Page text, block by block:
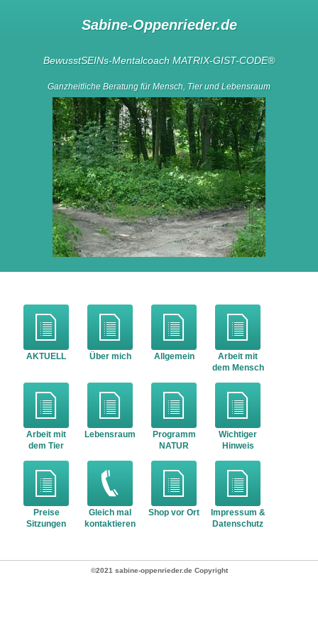
Sabine-Oppenrieder.de
BewusstSEINs-Mentalcoach MATRIX-GIST-CODE®
Ganzheitliche Beratung für Mensch, Tier und Lebensraum
AKTUELL Über mich Allgemein
Arbeit mit
dem Mensch
Arbeit mit
dem Tier
Lebensraum
Programm
NATUR
Wichtiger
Hinweis
Preise
Sitzungen
Gleich mal
kontaktieren
Shop vor Ort
Impressum &
Datenschutz
©2021 sabine-oppenrieder.de Copyright